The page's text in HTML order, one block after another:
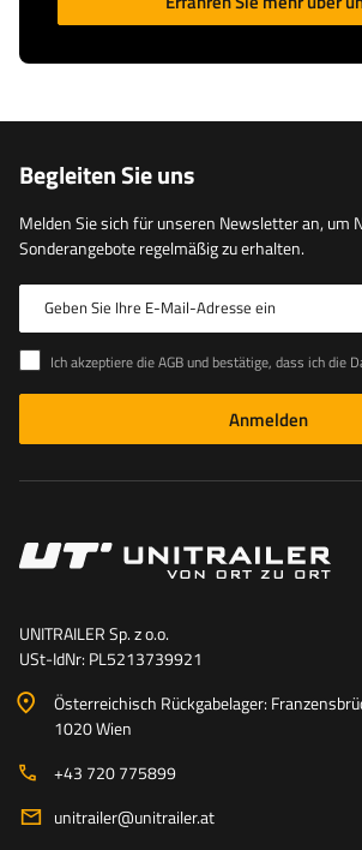
Begleiten Sie uns
Melden Sie sich für unseren Newsletter an, um
Sonderangebote regelmäßig zu erhalten.
Geben Sie Ihre E-Mail-Adresse ein
Ich akzeptiere die AGB und bestätige, dass ich die Datenschutzerklärung der
Anmelden
UNITRAILER Sp. z o.o.
USt-IdNr: PL5213739921
Österreichisch Rückgabelager:
1020 Wien
+43 720 775899
unitrailer@unitrailer.at